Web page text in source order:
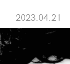
2023.04.21